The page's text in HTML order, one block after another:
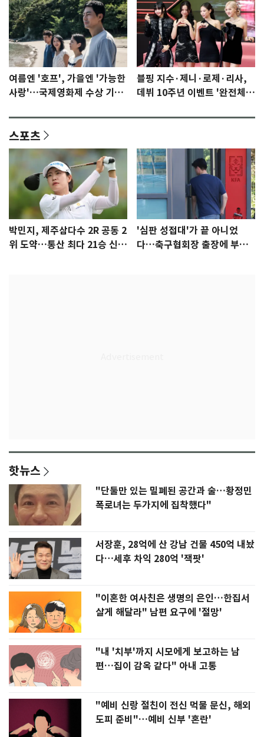
여름엔 '호프', 가을엔 '가능한
사랑'…국제영화제 수상 기대
블핑 지수·제니·로제·리사,
데뷔 10주년 이벤트 '완전체'
스포츠
박민지, 제주삼다수 2R 공동 2
위 도약…통산 최다 21승 신기
'심판 성접대'가 끝 아니었
다…축구협회장 출장에 부인
핫뉴스
"단둘만 있는 밀폐된 공간과 술…황정민
폭로녀는 두가지에 집착했다"
서장훈, 28억에 산 강남 건물 450억 내놨
다…세후 차익 280억 '잭팟'
"이혼한 여사친은 생명의 은인…한집서
살게 해달라" 남편 요구에 '절망'
"내 '치부'까지 시모에게 보고하는 남
편…집이 감옥 같다" 아내 고통
"예비 신랑 절친이 전신 먹물 문신, 해외
도피 준비"…예비 신부 '혼란'